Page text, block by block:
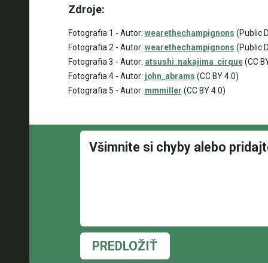
Zdroje:
Fotografia 1 - Autor: wearethechampignons (Public
Fotografia 2 - Autor: wearethechampignons (Public
Fotografia 3 - Autor: atsushi_nakajima_cirque(CC
Fotografia 4 - Autor: john_abrams (CC BY 4.0)
Fotografia 5 - Autor: mmmiller (CC BY 4.0)
PREDLOŽIŤ